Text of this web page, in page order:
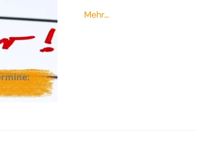
Mehr…